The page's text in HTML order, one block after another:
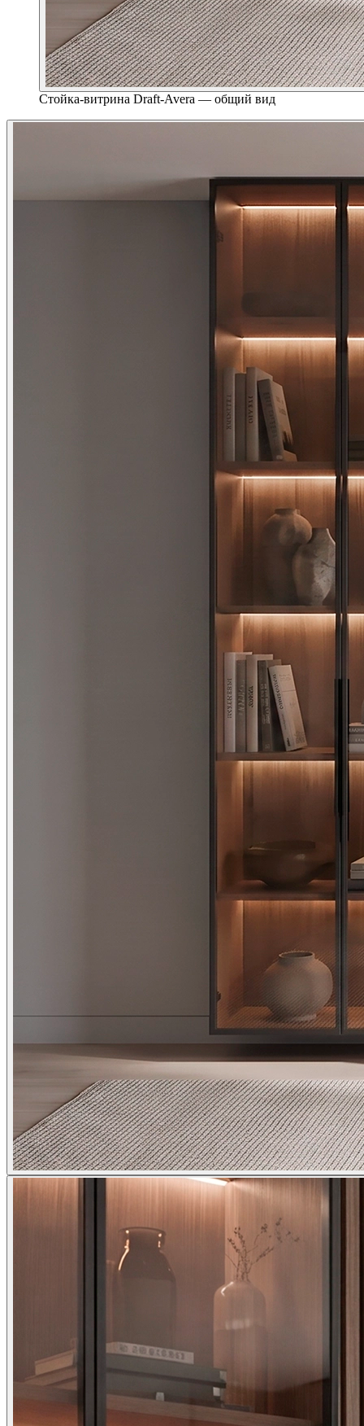
Стойка-витрина Draft-Avera — общий вид